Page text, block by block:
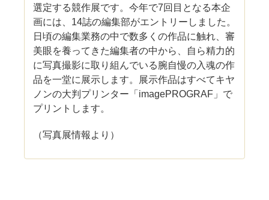
選定する競作展です。今年で7回目となる本企
画には、14誌の編集部がエントリーしました。
日頃の編集業務の中で数多くの作品に触れ、審
美眼を養ってきた編集者の中から、自ら精力的
に写真撮影に取り組んでいる腕自慢の入魂の作
品を一堂に展示します。展示作品はすべてキヤ
ノンの大判プリンター「imagePROGRAF」で
プリントします。
（写真展情報より）